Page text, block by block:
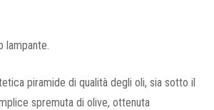
lampante.
piramide di qualità degli oli, sia sotto il
spremuta di olive, ottenuta